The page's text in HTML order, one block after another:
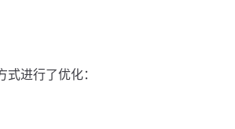
进行了优化：